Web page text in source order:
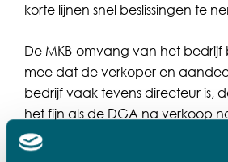
korte lijnen snel beslissingen te
De MKB-omvang van het bedrijf
mee dat de verkoper en
bedrijf vaak tevens directeur is,
het fijn als de DGA na verkoop
jaren aan boord wil blijven.
voor dat meteen na verkoop